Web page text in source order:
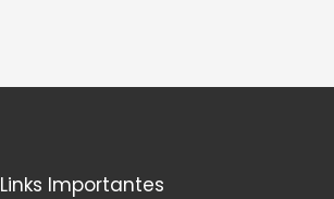
Links Importantes